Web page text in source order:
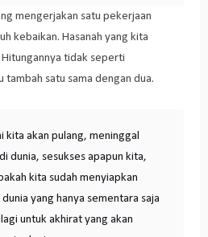
mengerjakan satu pekerjaan
kebaikan. Hasanah yang kita
Hitungannya tidak seperti
tambah satu sama dengan dua.
kita akan pulang, meninggal
dunia, sesukses apapun kita,
kita sudah menyiapkan
yang hanya sementara saja
untuk akhirat yang akan